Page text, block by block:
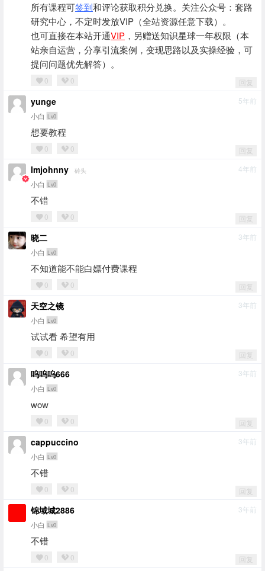
所有课程可签到和评论获取积分兑换。关注公众号：套路
研究中心，不定时发放VIP（全站资源任意下载）。
也可直接在本站开通VIP ，另赠送知识星球一年权限（本
站亲自运营，分享引流案例，变现思路以及实操经验，可
提问问题优先解答）。
0 0 回复
yunge
小白 Lv0
5年前
想要教程
0 0 回复
lmjohnny 砖头
小白 Lv0
4年前
不错
0 0 回复
晓二
小白 Lv0
3年前
不知道能不能白嫖付费课程
0 0 回复
天空之镜
小白 Lv0
3年前
试试看 希望有用
0 0 回复
呜呜呜666
小白 Lv0
3年前
wow
0 0 回复
cappuccino
小白 Lv0
3年前
不错
0 0 回复
锦域城2886
小白 Lv0
3年前
不错
0 0 回复